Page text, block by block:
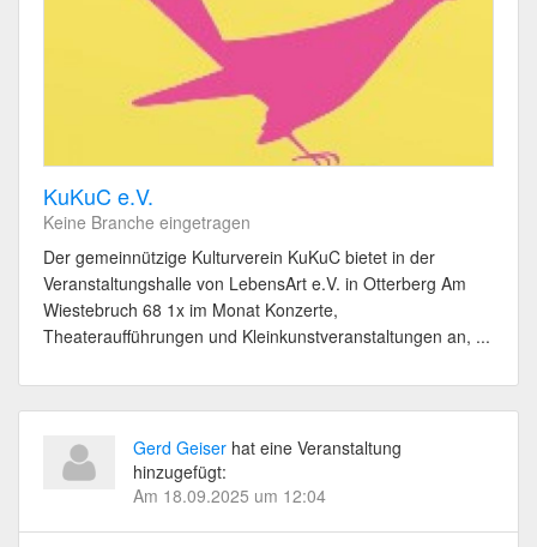
KuKuC e.V.
Keine Branche eingetragen
Der gemeinnützige Kulturverein KuKuC bietet in der
Veranstaltungshalle von LebensArt e.V. in Otterberg Am
Wiestebruch 68 1x im Monat Konzerte,
Theateraufführungen und Kleinkunstveranstaltungen an, ...
Gerd Geiser hat eine Veranstaltung
hinzugefügt:
Am 18.09.2025 um 12:04